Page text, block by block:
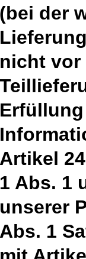
(bei der
nicht vor
Artikel
1 Abs. 1
unserer
Abs. 1